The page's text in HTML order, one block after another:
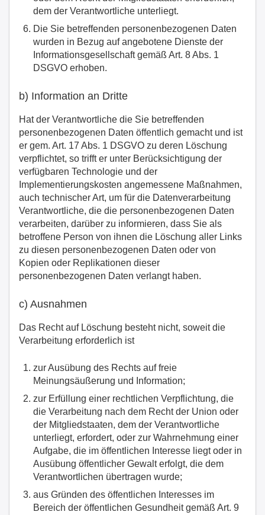
dem der Verantwortliche unterliegt.
Die Sie betreffenden personenbezogenen Daten
wurden in Bezug auf angebotene Dienste der
Informationsgesellschaft gemäß Art. 8 Abs. 1
DSGVO erhoben.
b) Information an Dritte
Hat der Verantwortliche die Sie betreffenden
personenbezogenen Daten öffentlich gemacht und ist
er gem. Art. 17 Abs. 1 DSGVO zu deren Löschung
verpflichtet, so trifft er unter Berücksichtigung der
verfügbaren Technologie und der
Implementierungskosten angemessene Maßnahmen,
auch technischer Art, um für die Datenverarbeitung
Verantwortliche, die die personenbezogenen Daten
verarbeiten, darüber zu informieren, dass Sie als
betroffene Person von ihnen die Löschung aller Links
zu diesen personenbezogenen Daten oder von
Kopien oder Replikationen dieser
personenbezogenen Daten verlangt haben.
c) Ausnahmen
Das Recht auf Löschung besteht nicht, soweit die
Verarbeitung erforderlich ist
zur Ausübung des Rechts auf freie
Meinungsäußerung und Information;
zur Erfüllung einer rechtlichen Verpflichtung, die
die Verarbeitung nach dem Recht der Union oder
der Mitgliedstaaten, dem der Verantwortliche
unterliegt, erfordert, oder zur Wahrnehmung einer
Aufgabe, die im öffentlichen Interesse liegt oder in
Ausübung öffentlicher Gewalt erfolgt, die dem
Verantwortlichen übertragen wurde;
aus Gründen des öffentlichen Interesses im
Bereich der öffentlichen Gesundheit gemäß Art. 9